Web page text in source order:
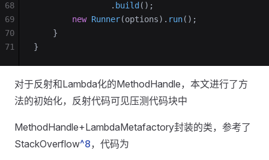
                .
build ();
        new
Runner(options). run();
    }
}
68
69
70
71
对于反射和Lambda化的MethodHandle，本文进行了方
法的初始化，反射代码可见压测代码块中
MethodHandle+LambdaMetafactory封装的类，参考了
StackOverflow^8，代码为